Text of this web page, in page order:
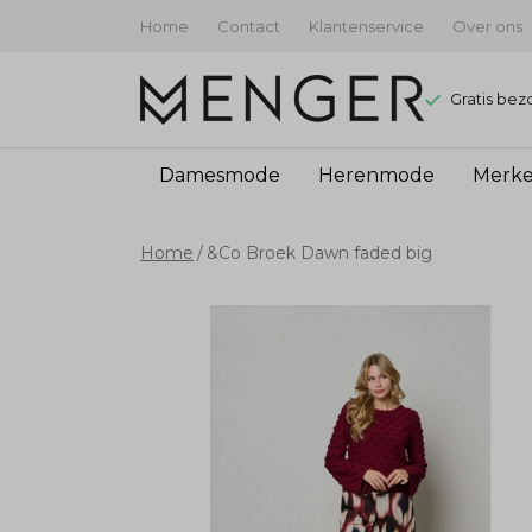
Home Contact Klantenservice Over ons
Gratis
Damesmode Herenmode
BroekHome &Co Broek Dawn faded big